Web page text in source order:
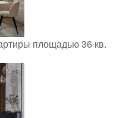
площадью 36 кв.